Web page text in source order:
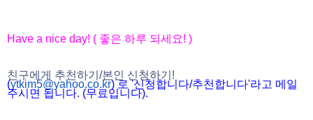
Have a nice day! ( 좋은 하루 되세요! )
친구에게 추천하기/본인 신청하기!
(ytkim5@yahoo.co.kr) 로 '신청합니다/추천합니다'라고 메일
주시면 됩니다. (무료입니다).